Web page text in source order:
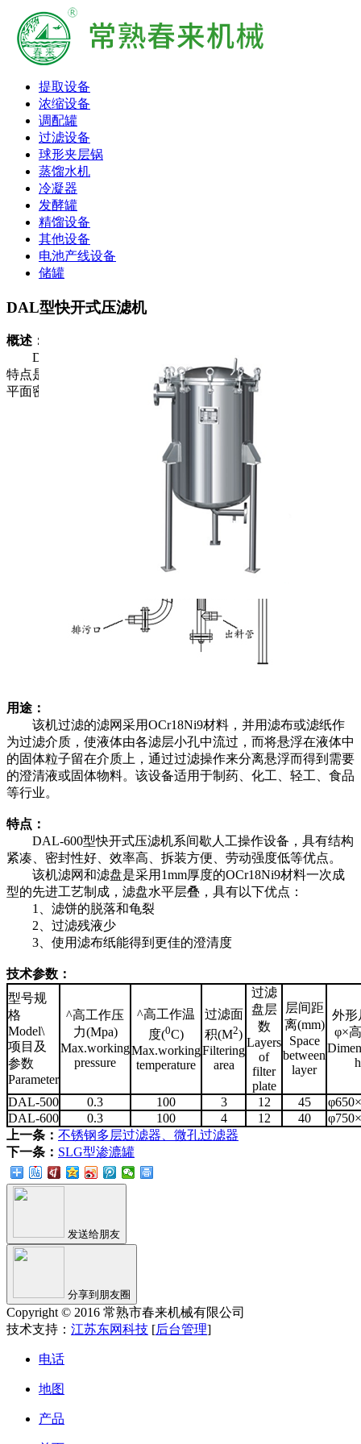
提取设备
浓缩设备
调配罐
过滤设备
球形夹层锅
蒸馏水机
冷凝器
发酵罐
精馏设备
其他设备
电池产线设备
储罐
DAL型快开式压滤机
概述：
DAL-600型快开式压滤机产品系八十年代新型产品，主要
特点是采用齿轮，齿条推动锁紧自密封装置代螺柱锁紧的强制
平面密封的快开结构，并设有可靠连锁关闭安全装置。
用途：
该机过滤的滤网采用OCr18Ni9材料，并用滤布或滤纸作
为过滤介质，使液体由各滤层小孔中流过，而将悬浮在液体中
的固体粒子留在介质上，通过过滤操作来分离悬浮而得到需要
的澄清液或固体物料。该设备适用于制药、化工、轻工、食品
等行业。
特点：
DAL-600型快开式压滤机系间歇人工操作设备，具有结构
紧凑、密封性好、效率高、拆装方便、劳动强度低等优点。
该机滤网和滤盘是采用1mm厚度的OCr18Ni9材料一次成
型的先进工艺制成，滤盘水平层叠，具有以下优点：
1、滤饼的脱落和龟裂
2、过滤残液少
3、使用滤布纸能得到更佳的澄清度
技术参数：
型号规
格
Model\
项目及
参数
Parameter
^高工作压
力(Mpa)
Max.working
pressure
^高工作温
度(0C)
Max.working
temperature
过滤面
积(M2)
Filtering
area
过滤
盘层
数
Layers
of
filter
plate
层间距
离(mm)
Space
between
layer
外形
φ×
h
DAL-500 0.3 100 3 12 45
DAL-600
0.3 100 4 12 40
上一条： 不锈钢多层过滤器、微孔过滤器
下一条： SLG型渗漉罐
发送给朋友
分享到朋友圈
Copyright © 2016 常熟市春来机械有限公司
技术支持： 江苏东网科技 [后台管理]
电话
地图
产品